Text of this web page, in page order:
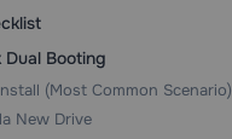
Dual Booting
(Most Common Scenario)
New Drive